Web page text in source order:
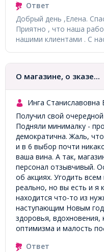
Ответ
Добрый день ,Елена.
Приятно , что наша
нашими клиентами . С
О магазине, о зказе...
Инга Станиславовна
Получил свой
Подняли минималку -
демократична. Жаль,
и в 6 выбор почти
ваша вина. А так,
персонал отзывчивый.
об акциях. Угодить
реально, но вы есть и я
находится что-то из
наступающим Новым
здоровья, вдохновения,
оптимизма и малость
Ответ